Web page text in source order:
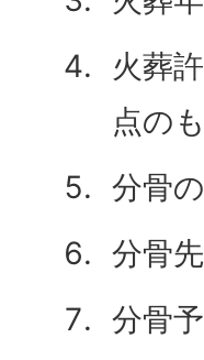
火葬
点の
分骨
分骨
分骨